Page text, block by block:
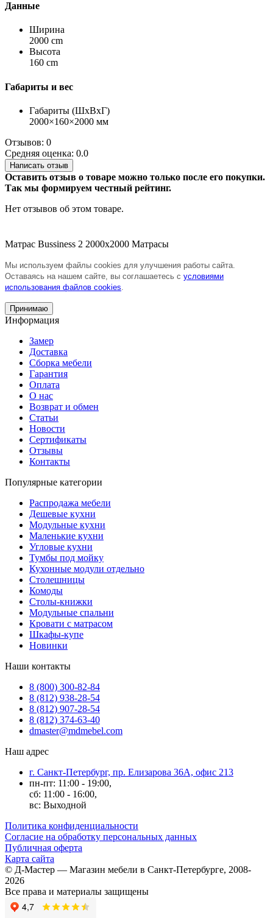
Данные
Ширина
2000 cm
Высота
160 cm
Габариты и вес
Габариты (ШхВхГ)
2000×160×2000 мм
Отзывов: 0
Средняя оценка: 0.0
Написать отзыв
Оставить отзыв о товаре можно только после его покупки.
Так мы формируем честный рейтинг.
Нет отзывов об этом товаре.
Матрас Bussiness 2 2000х2000 Матрасы
Мы используем файлы cookies для улучшения работы сайта.
Оставаясь на нашем сайте, вы соглашаетесь с условиями
использования файлов cookies.
Принимаю
Информация
Замер
Доставка
Сборка мебели
Гарантия
Оплата
О нас
Возврат и обмен
Статьи
Новости
Сертификаты
Отзывы
Контакты
Популярные категории
Распродажа мебели
Дешевые кухни
Модульные кухни
Маленькие кухни
Угловые кухни
Тумбы под мойку
Кухонные модули отдельно
Столешницы
Комоды
Столы-книжки
Модульные спальни
Кровати с матрасом
Шкафы-купе
Новинки
Наши контакты
8 (800) 300-82-84
8 (812) 938-28-54
8 (812) 907-28-54
8 (812) 374-63-40
dmaster@mdmebel.com
Наш адрес
г. Санкт-Петербург, пр. Елизарова 36А, офис 213
пн-пт: 11:00 - 19:00,
сб: 11:00 - 16:00,
вс: Выходной
Политика конфиденциальности
Согласие на обработку персональных данных
Публичная оферта
Карта сайта
© Д-Мастер — Магазин мебели в Санкт-Петербурге, 2008-
2026
Все права и материалы защищены